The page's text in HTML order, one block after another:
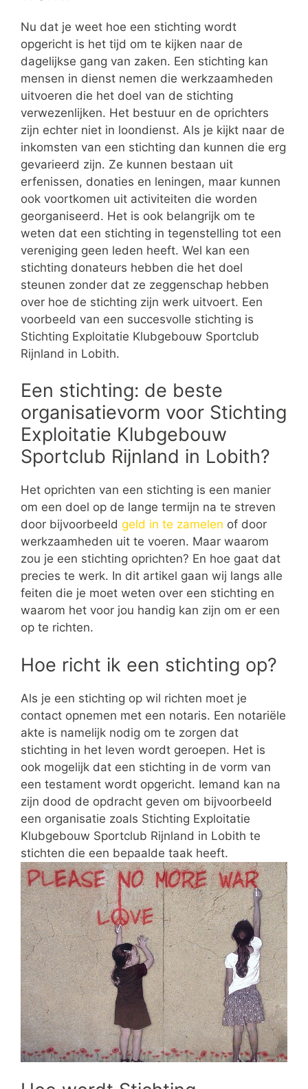
Nu dat je weet hoe een stichting wordt
opgericht is het tijd om te kijken naar de
dagelijkse gang van zaken. Een stichting kan
mensen in dienst nemen die werkzaamheden
uitvoeren die het doel van de stichting
verwezenlijken. Het bestuur en de oprichters
zijn echter niet in loondienst. Als je kijkt naar de
inkomsten van een stichting dan kunnen die erg
gevarieerd zijn. Ze kunnen bestaan uit
erfenissen, donaties en leningen, maar kunnen
ook voortkomen uit activiteiten die worden
georganiseerd. Het is ook belangrijk om te
weten dat een stichting in tegenstelling tot een
vereniging geen leden heeft. Wel kan een
stichting donateurs hebben die het doel
steunen zonder dat ze zeggenschap hebben
over hoe de stichting zijn werk uitvoert. Een
voorbeeld van een succesvolle stichting is
Stichting Exploitatie Klubgebouw Sportclub
Rijnland in Lobith.
Een stichting: de beste
organisatievorm voor Stichting
Exploitatie Klubgebouw
Sportclub Rijnland in Lobith?
Het oprichten van een stichting is een manier
om een doel op de lange termijn na te streven
door bijvoorbeeld geld in te zamelen of door
werkzaamheden uit te voeren. Maar waarom
zou je een stichting oprichten? En hoe gaat dat
precies te werk. In dit artikel gaan wij langs alle
feiten die je moet weten over een stichting en
waarom het voor jou handig kan zijn om er een
op te richten.
Hoe richt ik een stichting op?
Als je een stichting op wil richten moet je
contact opnemen met een notaris. Een notariële
akte is namelijk nodig om te zorgen dat
stichting in het leven wordt geroepen. Het is
ook mogelijk dat een stichting in de vorm van
een testament wordt opgericht. Iemand kan na
zijn dood de opdracht geven om bijvoorbeeld
een organisatie zoals Stichting Exploitatie
Klubgebouw Sportclub Rijnland in Lobith te
stichten die een bepaalde taak heeft.